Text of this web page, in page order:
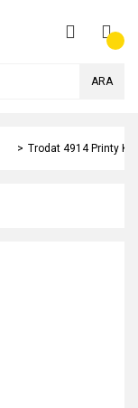
ARA
Trodat 4914 Printy